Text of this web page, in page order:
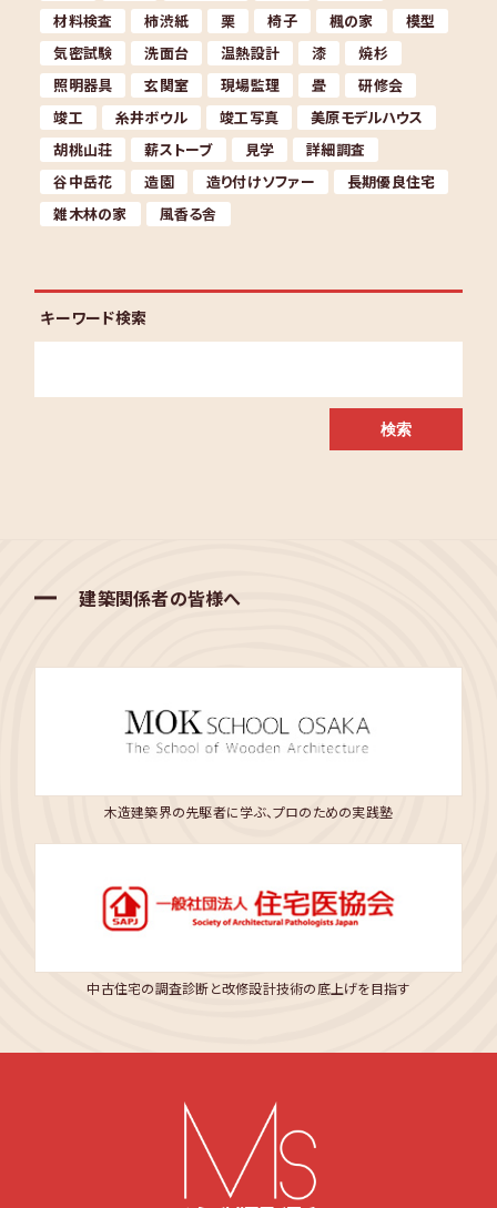
材料検査
柿渋紙 栗 椅子 楓の家
模型
気密試験
洗面台 温熱設計 漆
焼杉
照明器具
玄関室 現場監理 畳
研修会
竣工
糸井ボウル 竣工写真
美原モデルハウス
胡桃山荘
薪ストーブ 見学
詳細調査
谷中岳花
造園 造り付けソファー
長期優良住宅
雑木林の家
風香る舎
キーワード検索
建築関係者の皆様へ
木造建築界の先駆者に学ぶ、プロのための実践塾
中古住宅の調査診断と改修設計技術の底上げを目指す